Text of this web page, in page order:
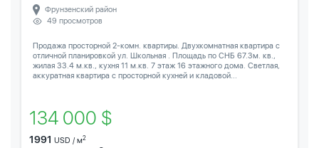
Фрунзенский район
49 просмотров
Продажа просторной 2-комн. квартиры. Двухкомнатная квартира с
отличной планировкой ул. Школьная . Площадь по СНБ 67.3м. кв.,
жилая 33.4 м.кв., кухня 11 м.кв. 7 этаж 16 этажного дома. Светлая,
аккуратная квартира с просторной кухней и кладовой...
134 000 $
1991 USD / м2